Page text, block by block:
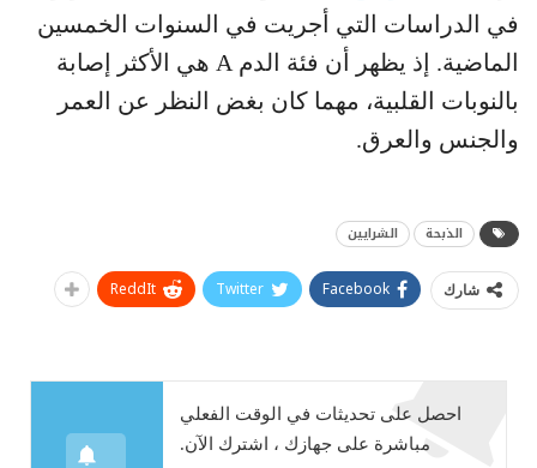
في الدراسات التي أجريت في السنوات الخمسين
الماضية. إذ يظهر أن فئة الدم A هي الأكثر إصابة
بالنوبات القلبية، مهما كان بغض النظر عن العمر
والجنس والعرق.
الذبحة الشرايين
شارك Facebook
Twitter
ReddIt
احصل على تحديثات في الوقت الفعلي
مباشرة على جهازك ، اشترك الآن.